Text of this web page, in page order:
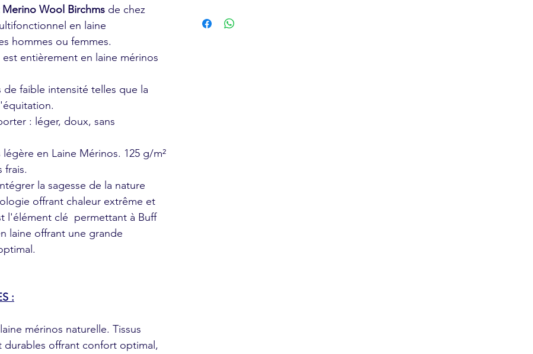
Wool Birchms de chez
en laine
hommes ou femmes.
entièrement en laine mérinos
faible intensité telles que la
: léger, doux, sans
en Laine Mérinos. 125 g/m²
frais.
la sagesse de la nature
offrant chaleur extrême et
l'élément clé permettant à Buff
laine offrant une grande
:
mérinos naturelle. Tissus
offrant confort optimal,